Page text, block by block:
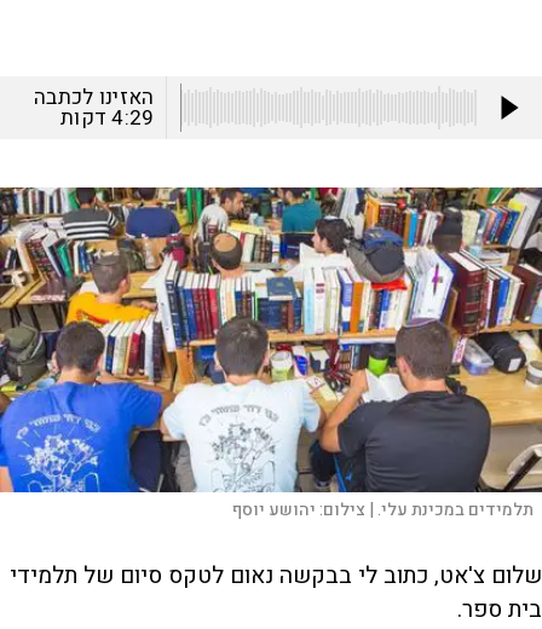
האזינו לכתבה
4:29דקות
תלמידים במכינת עלי. | צילום:יהושע יוסף
שלום צ'אט, כתוב לי בבקשה נאום לטקס סיום של תלמידי
בית ספר.